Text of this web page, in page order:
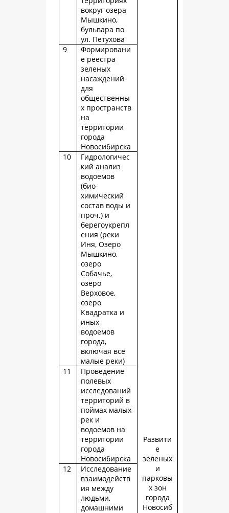
вокруг озера
Мышкино,
бульвара по
ул. Петухова
Развити
е
зеленых
и
парковы
х зон
города
Новосиб
9
Формировани
е реестра
зеленых
насаждений
для
общественны
х пространств
на
территории
города
Новосибирска
10
Гидрологичес
кий анализ
водоемов
(био-
химический
состав воды и
проч.) и
берегоукрепл
ения (реки
Иня, Озеро
Мышкино,
озеро
Собачье,
озеро
Верховое,
озеро
Квадратка и
иных
водоемов
города,
включая все
малые реки)
11
Проведение
полевых
исследований
территорий в
поймах малых
рек и
водоемов на
территории
города
Новосибирска
12
Исследование
взаимодейств
ия между
людьми,
домашними